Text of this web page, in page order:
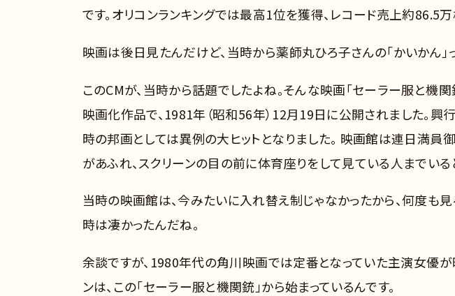
です。オリコンランキングでは最高1位を獲得、レコード売上約86.5万
映画は後日見たんだけど、当時から薬師丸ひろ子さんの「かいかん」
このCMが、当時から話題でしたよね。そんな映画「セーラー服と機
映画化作品で、1981年（昭和56年）12月19日に公開されました。興
時の邦画としては異例の大ヒットとなりました。 映画館は連日満員
があふれ、スクリーンの目の前に体育座りをして見ている人までいる
当時の映画館は、今みたいに入れ替え制じゃなかったから、何度も見
時は凄かったんだね。
余談ですが、1980年代の角川映画では定番となっていた主演女優
ンは、この「セーラー服と機関銃」から始まっているんです。